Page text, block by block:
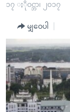
ကျော်
ကြည့်
ရန်
ပင်မ
အ
ညွန်း
စာမျက်နှာ
အစ္စရေး-ပါလက်စ
အင်္ဂလိပ်စာလေ့လ
အမေရိကန်သုံးအီ
မကြေးမုံရဲ့ အင်္ဂလိ
ရုပ်ရှင်ထဲက အင်္ဂ
သုတပဒေသာ အင်္ဂ
အပတ်စဉ်ကဏ္ဍများ
ရေဒီယို
တီဗွီ
ရေဒီယိုနှင့်ရုပ်သံ
ရေဒီယို/တီဗွီအစီ
Learning English
၁၇ ႏိုဝင္ဘာ၊ ၂၀၁၇
မျှဝေပါ